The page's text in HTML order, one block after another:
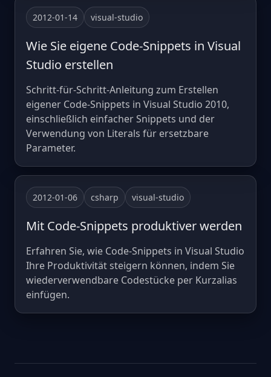
2012-01-14 visual-studio
Wie Sie eigene Code-Snippets in Visual
Studio erstellen
Schritt-für-Schritt-Anleitung zum Erstellen
eigener Code-Snippets in Visual Studio 2010,
einschließlich einfacher Snippets und der
Verwendung von Literals für ersetzbare
Parameter.
2012-01-06 csharp visual-studio
Mit Code-Snippets produktiver werden
Erfahren Sie, wie Code-Snippets in Visual Studio
Ihre Produktivität steigern können, indem Sie
wiederverwendbare Codestücke per Kurzalias
einfügen.